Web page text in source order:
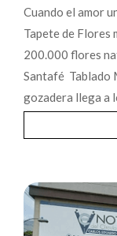
Cuando el amor
Tapete de Flores
200.000 flores
Santafé Tablado
gozadera llega a